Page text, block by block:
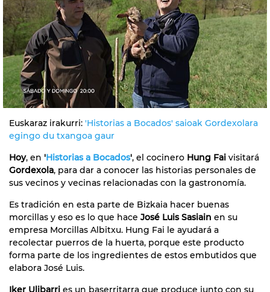
Euskaraz irakurri: 'Historias a Bocados' saioak Gordexolara
egingo du txangoa gaur
Hoy, en 'Historias a Bocados', el cocinero Hung Fai visitará
Gordexola, para dar a conocer las historias personales de
sus vecinos y vecinas relacionadas con la gastronomía.
Es tradición en esta parte de Bizkaia hacer buenas
morcillas y eso es lo que hace José Luis Sasiain en su
empresa Morcillas Albitxu. Hung Fai le ayudará a
recolectar puerros de la huerta, porque este producto
forma parte de los ingredientes de estos embutidos que
elabora José Luis.
Iker Ulibarri es un baserritarra que produce junto con su